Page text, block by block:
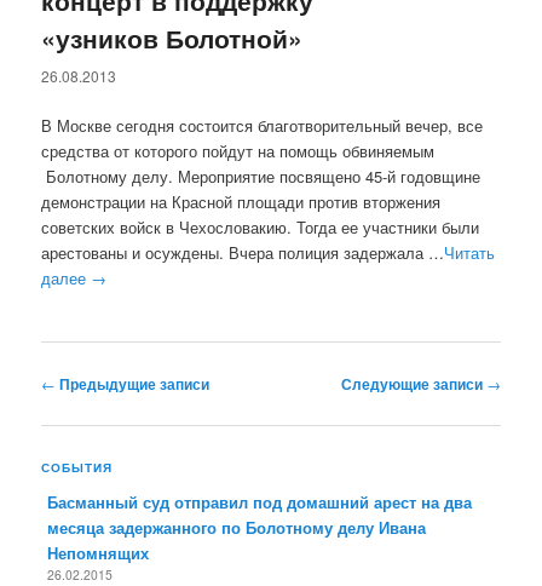
«узников Болотной»
26.08.2013
В Москве сегодня состоится благотворительный вечер, все
средства от которого пойдут на помощь обвиняемым
Болотному делу. Мероприятие посвящено 45-й годовщине
демонстрации на Красной площади против вторжения
советских войск в Чехословакию. Тогда ее участники были
арестованы и осуждены. Вчера полиция задержала …Читать
далее →
Навигация по записям
← Предыдущие записи Следующие записи →
СОБЫТИЯ
Басманный суд отправил под домашний арест на два
месяца задержанного по Болотному делу Ивана
Непомнящих
26.02.2015